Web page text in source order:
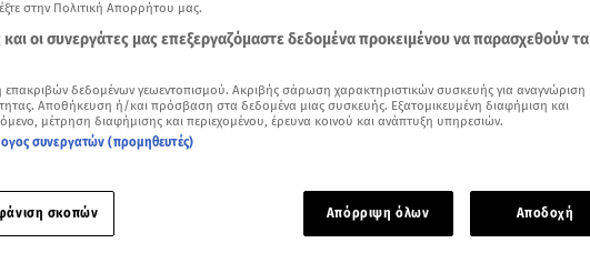
στην Πολιτική Απορρήτου μας.
και οι συνεργάτες μας επεξεργαζόμαστε δεδομένα προκειμένου να παρασχεθούν τα
δεδομένων γεωεντοπισμού. Ακριβής σάρωση χαρακτηριστικών συσκευής για αναγνώριση
Αποθήκευση ή/και πρόσβαση στα δεδομένα μιας συσκευής. Εξατομικευμένη διαφήμιση και
μέτρηση διαφήμισης και περιεχομένου, έρευνα κοινού και ανάπτυξη υπηρεσιών.
συνεργατών (προμηθευτές)
σκοπών Απόρριψη όλων Αποδοχή